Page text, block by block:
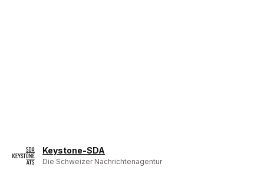
Keystone-SDA
Die Schweizer Nachrichtenagentur